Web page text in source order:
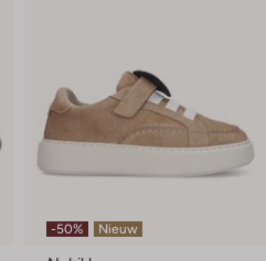
-50% Nieuw